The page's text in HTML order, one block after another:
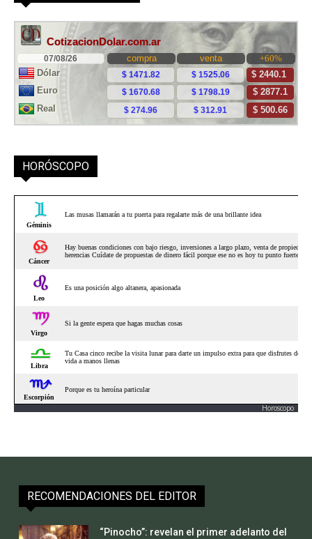
HORÓSCOPO
Horoscopo
RECOMENDACIONES DEL EDITOR
“Pinocho”: revelan el primer adelanto del